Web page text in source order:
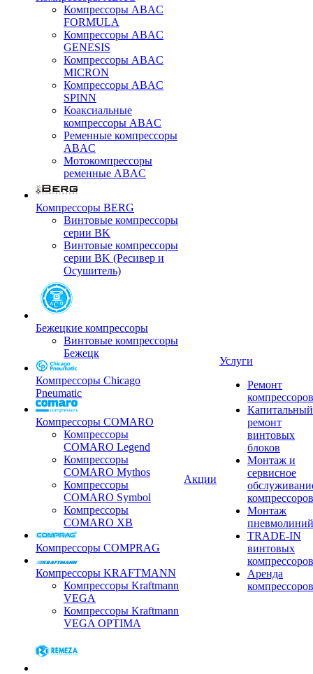
Компрессоры ABAC
FORMULA
Компрессоры ABAC
GENESIS
Компрессоры ABAC
MICRON
Компрессоры ABAC
SPINN
Коаксиальные
компрессоры ABAC
Ременные компрессоры
ABAC
Мотокомпрессоры
ременные ABAC
Компрессоры BERG
Винтовые компрессоры
серии BK
Винтовые компрессоры
серии BK (Ресивер и
Осушитель)
Бежецкие компрессоры
Винтовые компрессоры
Бежецк
Компрессоры Chicago
Pneumatic
Компрессоры COMARO
Компрессоры
COMARO Legend
Компрессоры
COMARO Mythos
Компрессоры
COMARO Symbol
Компрессоры
COMARO XB
Компрессоры COMPRAG
Компрессоры KRAFTMANN
Компрессоры Kraftmann
VEGA
Компрессоры Kraftmann
VEGA OPTIMA
Акции
Услуги
Ремонт
компрессоров
Капитальный
ремонт
винтовых
блоков
Монтаж и
сервисное
компрессоров
Монтаж
пневмолиний
TRADE-IN
винтовых
компрессоров
Аренда
компрессоров